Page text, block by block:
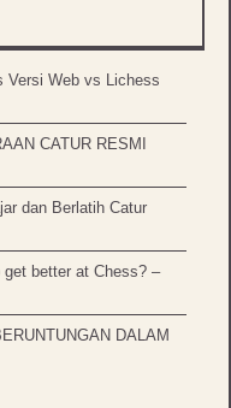
Versi Web vs Lichess
CATUR RESMI
dan Berlatih Catur
better at Chess? –
DALAM